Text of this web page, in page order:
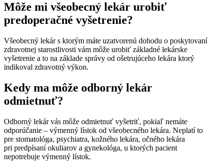
Môže mi všeobecný lekár urobiť
predoperačné vyšetrenie?
Všeobecný lekár s ktorým máte uzatvorenú dohodu o poskytovaní
zdravotnej starostlivosti vám môže urobiť základné lekárske
vyšetrenie a to na základe správy od ošetrujúceho lekára ktorý
indikoval zdravotný výkon.
Kedy ma môže odborný lekár
odmietnuť?
Odborný lekár vás môže odmietnuť vyšetriť, pokiaľ nemáte
odporúčanie – výmenný lístok od všeobecného lekára. Neplatí to
pre stomatológa, psychiatra, kožného lekára, očného lekára
pri predpísaní okuliarov a gynekológa, u ktorých pacient
nepotrebuje výmenný lístok.